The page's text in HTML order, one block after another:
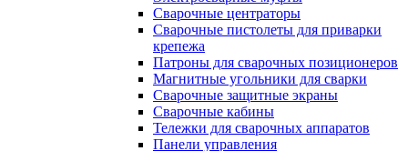
Сварочные центраторы
Сварочные пистолеты для приварки
крепежа
Патроны для сварочных позиционеров
Магнитные угольники для сварки
Сварочные защитные экраны
Сварочные кабины
Тележки для сварочных аппаратов
Панели управления